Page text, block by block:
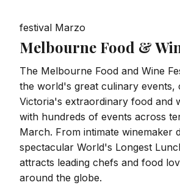
festival Marzo
Melbourne Food &
The Melbourne Food and Wine
the world's great culinary events,
Victoria's extraordinary food and
with hundreds of events across
March. From intimate winemaker
spectacular World's Longest
attracts leading chefs and food
around the globe.